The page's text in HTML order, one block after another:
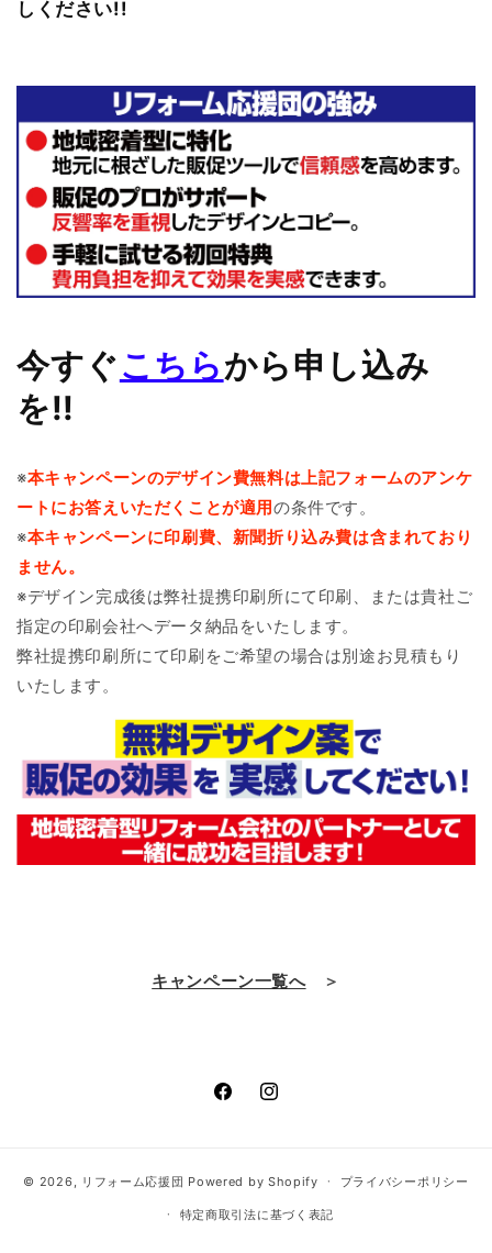
しください!!
今すぐこちらから申し込み
を!!
※本キャンペーンのデザイン費無料は上記フォームのアンケ
ートにお答えいただくことが適用の条件です。
※本キャンペーンに印刷費、新聞折り込み費は含まれており
ません。
※デザイン完成後は弊社提携印刷所にて印刷、または貴社ご
指定の印刷会社へデータ納品をいたします。
弊社提携印刷所にて印刷をご希望の場合は別途お見積もり
いたします。
キャンペーン一覧へ＞
FacebookInstagram
© 2026, リフォーム応援団 Powered by Shopify プライバシーポリシー
特定商取引法に基づく表記